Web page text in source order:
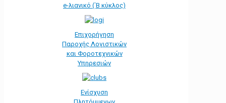
e-λιανικό (΄Β κύκλος)
Επιχορήγηση
Παροχής Λογιστικών
και Φοροτεχνικών
Υπηρεσιών
Ενίσχυση